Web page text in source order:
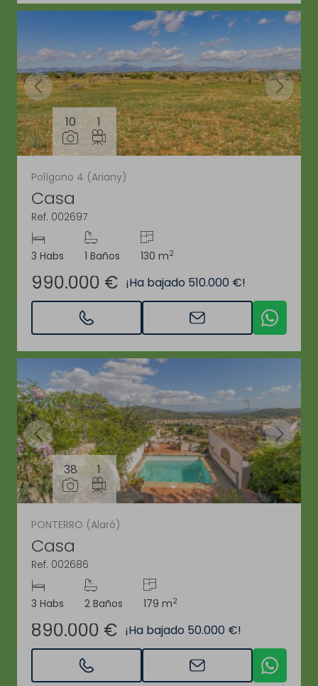
10 1
Polígono 4 (Ariany)
Casa
Ref. 002697
3 Habs 1 Baños 130 m2
990.000 € ¡Ha bajado 510.000 €!
38 1
PONTERRO (Alaró)
Casa
Ref. 002686
3 Habs 2 Baños 179 m2
890.000 € ¡Ha bajado 50.000 €!